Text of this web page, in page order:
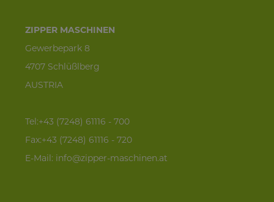
ZIPPER MASCHINEN
Gewerbepark 8
4707 Schlüßlberg
AUSTRIA
Tel:+43 (7248) 61116 - 700
Fax:+43 (7248) 61116 - 720
E-Mail: info@zipper-maschinen.at